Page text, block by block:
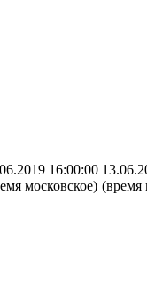
16:00:00
московское) (время